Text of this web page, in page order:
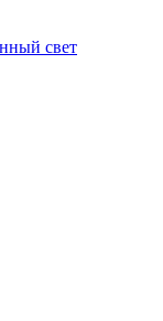
свет